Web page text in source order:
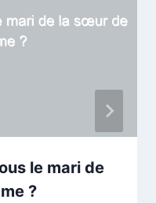
le mari de
?